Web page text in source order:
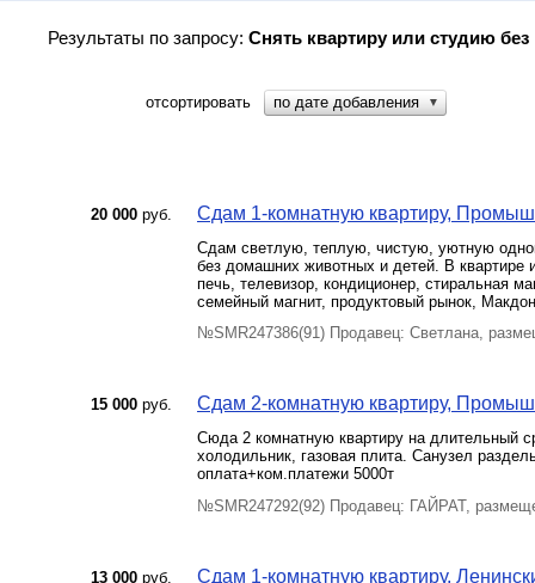
Результаты по запросу: Снять квартиру или студию
отсортировать по дате добавления ▼
20 000 руб. Сдам 1-комнатную квартиру,
Сдам светлую, теплую, чистую, уютную
без домашних животных и детей. В квартире
печь, телевизор, кондиционер, стиральная
семейный магнит, продуктовый рынок,
№SMR247386(91) Продавец: Светлана,
15 000 руб. Сдам 2-комнатную квартиру,
Сюда 2 комнатную квартиру на длительный
холодильник, газовая плита. Санузел
оплата+ком.платежи 5000т
№SMR247292(92) Продавец: ГАЙРАТ,
13 000 руб. Сдам 1-комнатную квартиру,